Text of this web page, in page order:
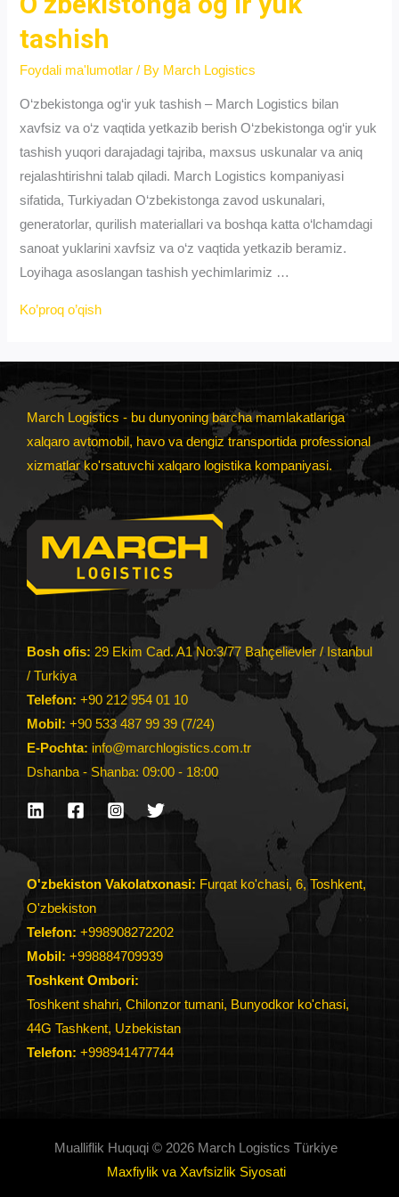
tashish
Foydali ma'lumotlar / By March Logistics
O‘zbekistonga og‘ir yuk tashish – March Logistics bilan
xavfsiz va o‘z vaqtida yetkazib berish O‘zbekistonga og‘ir yuk
tashish yuqori darajadagi tajriba, maxsus uskunalar va aniq
rejalashtirishni talab qiladi. March Logistics kompaniyasi
sifatida, Turkiyadan O‘zbekistonga zavod uskunalari,
generatorlar, qurilish materiallari va boshqa katta o‘lchamdagi
sanoat yuklarini xavfsiz va o‘z vaqtida yetkazib beramiz.
Loyihaga asoslangan tashish yechimlarimiz …
O‘zbekistonga
tashish
Ko’proq o’qish
March Logistics - bu dunyoning barcha mamlakatlariga
xalqaro avtomobil, havo va dengiz transportida professional
xizmatlar ko'rsatuvchi xalqaro logistika kompaniyasi.
Bosh ofis: 29 Ekim Cad. A1 No:3/77 Bahçelievler / Istanbul
/ Turkiya
Telefon: +90 212 954 01 10
Mobil: +90 533 487 99 39 (7/24)
E-Pochta: info@marchlogistics.com.tr
Dshanba - Shanba: 09:00 - 18:00
O'zbekiston Vakolatxonasi: Furqat ko'chasi, 6, Toshkent,
O'zbekiston
Telefon: +998908272202
Mobil: +998884709939
Toshkent Ombori:
Toshkent shahri, Chilonzor tumani, Bunyodkor ko'chasi,
44G Tashkent, Uzbekistan
Telefon: +998941477744
Mualliflik Huquqi © 2026 March Logistics Türkiye
Maxfiylik va Xavfsizlik Siyosati